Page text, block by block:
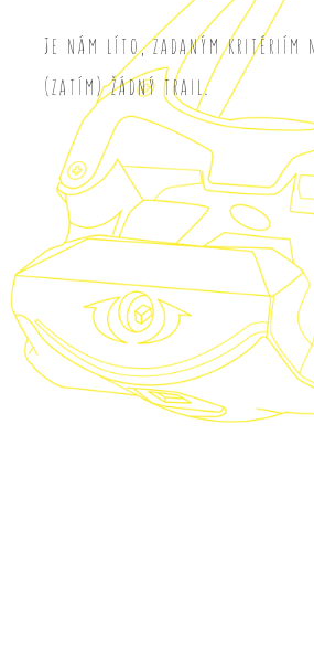
Je nám líto, zadaným kritériím
(zatím) žádný trail.